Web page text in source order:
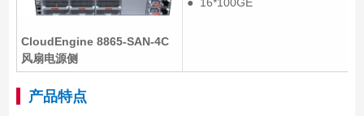
CloudEngine 8865-SAN-4C
风扇电源侧
产品特点